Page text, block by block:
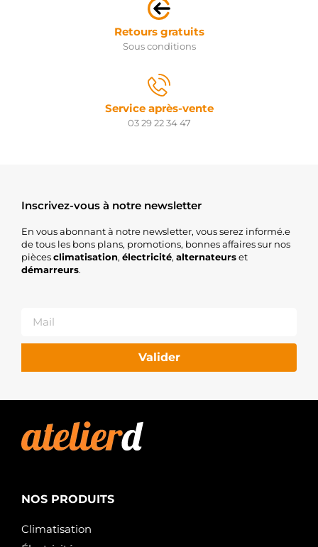
Retours gratuits
Sous conditions
Service après-vente
03 29 22 34 47
Inscrivez-vous à notre newsletter
En vous abonnant à notre newsletter, vous serez informé.e
de tous les bons plans, promotions, bonnes affaires sur nos
piècesclimatisation, électricité, alternateurset
démarreurs.
Valider
NOS PRODUITS
Climatisation